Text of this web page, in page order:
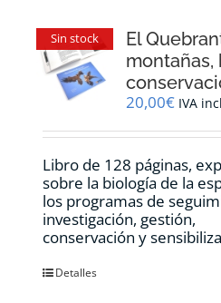
Sin stock
El
montañas,
20,00€ IVA
Libro de 128 páginas,
sobre la biología de la
los programas de
investigación, gestión,
conservación y
Detalles